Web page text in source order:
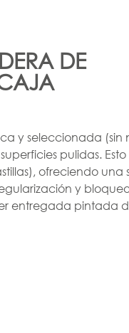
DE
y seleccionada (sin
pulidas.
ofreciendo una
y
entregada pintada